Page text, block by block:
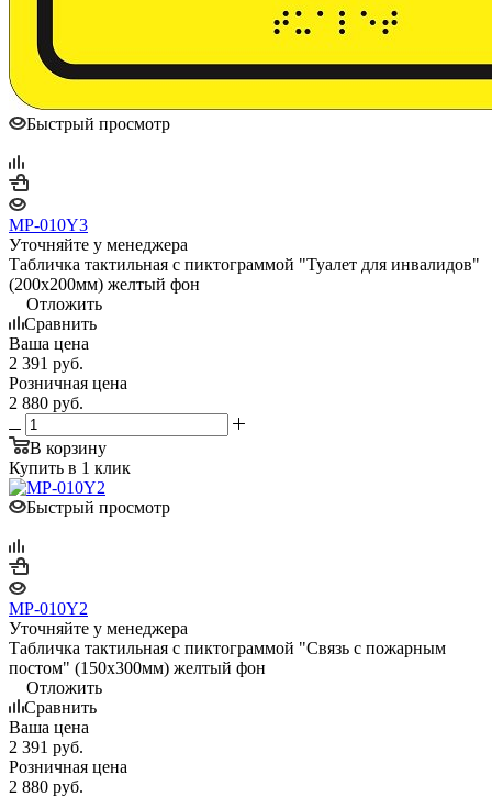
Быстрый просмотр
MP-010Y3
Уточняйте у менеджера
Табличка тактильная с пиктограммой "Туалет для инвалидов"
(200x200мм) желтый фон
Отложить
Сравнить
Ваша цена
2 391 руб.
Розничная цена
2 880 руб.
В корзину
Купить в 1 клик
Быстрый просмотр
MP-010Y2
Уточняйте у менеджера
Табличка тактильная с пиктограммой "Связь с пожарным
постом" (150x300мм) желтый фон
Отложить
Сравнить
Ваша цена
2 391 руб.
Розничная цена
2 880 руб.